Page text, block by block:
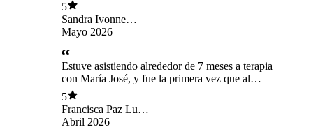
5
Sandra Ivonne
Sepúlveda Negrón
Mayo 2026
Estuve asistiendo alrededor de 7 meses a terapia
con María José, y fue la primera vez que al
terminar un proceso terapéutico sentí que
realmente me ayudó de forma profunda. Desde
el inicio, siempre conversamos el encuadre de la
terapia, llegando a acuerdos que me permitieran
5
Francisca Paz Luna
Vega
Abril 2026